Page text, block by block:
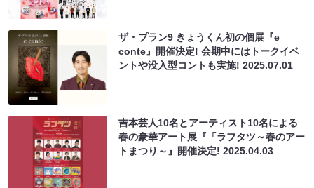
ザ・プラン9 きょうくん初の個展『e
conte』開催決定! 会期中にはトークイベ
ントや没入型コントも実施!2025.07.01
吉本芸人10名とアーティスト10名による
春の豪華アート展『「ラフタツ～春のアー
トまつり～』開催決定!2025.04.03